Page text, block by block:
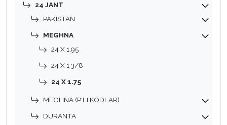
24 JANT
PAKISTAN
MEGHNA
24 X 1.95
24 X 1 3/8
24 X 1.75
MEGHNA (P'LI KODLAR)
DURANTA